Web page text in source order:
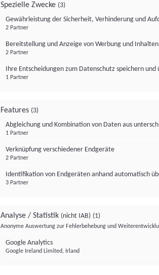
Spezielle Zwecke (3)
Gewährleistung der Sicherheit, Verhinderung und
2 Partner
Bereitstellung und Anzeige von Werbung und Inhalten
2 Partner
Ihre Entscheidungen zum Datenschutz speichern
1 Partner
Features (3)
Abgleichung und Kombination von Daten aus
1 Partner
Verknüpfung verschiedener Endgeräte
2 Partner
Identifikation von Endgeräten anhand automatisch
3 Partner
Analyse / Statistik (nicht IAB) (1)
Anonyme Auswertung zur Fehlerbehebung und
Google Analytics
Google Ireland Limited, Irland